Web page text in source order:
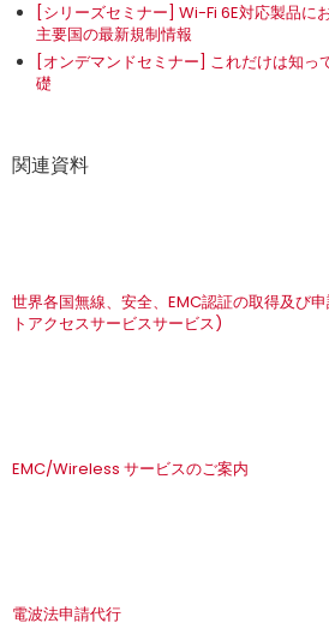
[シリーズセミナー] Wi-Fi 6E対応製品に
主要国の最新規制情報
[オンデマンドセミナー] これだけは知
礎
関連資料
世界各国無線、安全、EMC認証の取得及び
トアクセスサービスサービス)
EMC/Wireless サービスのご案内
電波法申請代行